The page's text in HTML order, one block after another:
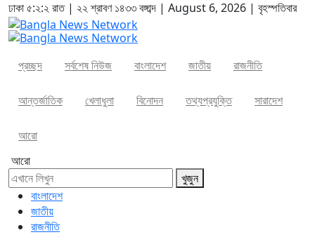
ঢাকা৫:২:২ রাত| ২২ শ্রাবণ ১৪৩৩ বঙ্গাব্দ | August 6, 2026 | বৃহস্পতিবার
প্রচ্ছদ সর্বশেষ নিউজ বাংলাদেশ জাতীয় রাজনীতি
আন্তর্জাতিক খেলাধুলা বিনোদন তথ্যপ্রযুক্তি সারাদেশ
আরো
আরো
খুজুন
বাংলাদেশ
জাতীয়
রাজনীতি